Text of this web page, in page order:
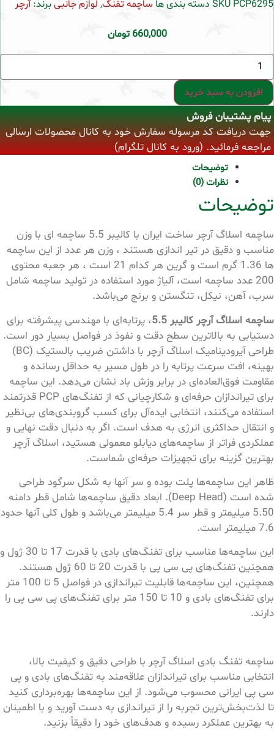
SKU PCP6295 دسته بندی ها ساچمه تفنگ, لوازم جانبیبرند:آرچر
660,000 تومان
ساچمه
اسلاگ
آرچر
کالیبر
5.5
عدد
افزودن به سبد خرید
پیام پشتیبان فروش
جهت دریافت کد مرسوله سفارش خود به کانال محصولات ارسالی
مراجعه فرمائید. (ورود به کانال تلگرام)
توضیحات
نظرات (0)
توضیحات
ساچمه اسلاگ آرچر ساخت ایران با کالیبر 5.5 ساچمه ای با وزن
مناسب و دقیق در تیر اندازی هستند ، وزن هر عدد از این ساچمه
ها 1.36 گرم است و گرین هر کدام 21 است ، هر جعبه محتوی
200 عدد ساچمه است، آلیاژ مورد استفاده در تولید ساچمه شامل
سرب، آهن، نیکل، تنگستن و برنج می‌باشد.
ساچمه اسلاگ آرچر کالیبر 5.5
، پرتابه‌ای با مهندسی پیشرفته برای
دستیابی به بالاترین سطح دقت و نفوذ در فواصل بسیار دور است.
طراحی آیرودینامیک اسلاگ آرچر با داشتن ضریب بالستیک (BC)
بهینه، افت سرعت پرتابه را در طول مسیر به حداقل رسانده و
مقاومت فوق‌العاده‌ای در برابر وزش باد نشان می‌دهد. این ساچمه
برای تیراندازان حرفه‌ای و شکارچیانی که از تفنگ‌های PCP قدرتمند
استفاده می‌کنند، انتخابی ایده‌آل برای کسب گرو‌بندی‌های بی‌نظیر
و انتقال حداکثری انرژی به هدف است. اگر به دنبال دقت نهایی و
عملکردی فراتر از ساچمه‌های دیابلو معمولی هستید، اسلاگ آرچر
بهترین گزینه برای تجهیزات حرفه‌ای شماست.
ظاهر این ساچمه‌ها پلت بوده و سر آنها به شکل سرگود طراحی
شده است (Deep Head). ابعاد دقیق ساچمه‌ها شامل قطر دامنه
5.50 میلیمتر و قطر سر 5.4 میلیمتر می‌باشد و طول کلی آنها حدود
7.6 میلیمتر است.
این ساچمه‌ها مناسب برای تفنگ‌های بادی با قدرت 17 تا 30 ژول و
همچنین تفنگ‌های پی سی پی با قدرت 20 تا 60 ژول هستند.
همچنین، این ساچمه‌ها قابلیت تیراندازی در فواصل 5 تا 100 متر
برای تفنگ‌های بادی و 10 تا 150 متر برای تفنگ‌های پی سی پی را
دارند.
ساچمه تفنگ بادی اسلاگ آرچر با طراحی دقیق و کیفیت بالا،
انتخابی مناسب برای تیراندازان علاقه‌مند به تفنگ‌های بادی و پی
سی پی ایرانی محسوب می‌شود. از این ساچمه‌ها بهره‌برداری کنید
تا لذت‌بخش‌ترین تجربه را از تیراندازی به دست آورید و با اطمینان
به بهترین عملکرد رسیده و هدف‌های خود را دقیقاً بزنید.